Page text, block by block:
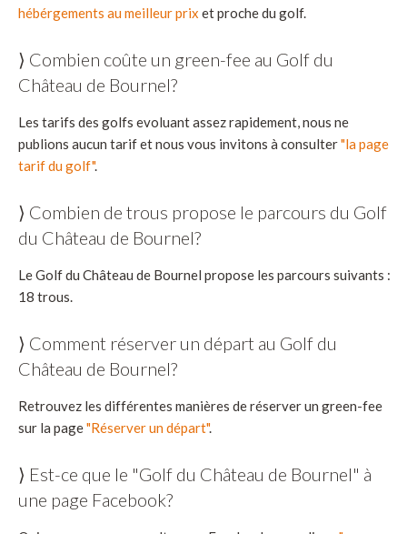
hébérgements au meilleur prix et proche du golf.
⟩ Combien coûte un green-fee au Golf du
Château de Bournel?
Les tarifs des golfs evoluant assez rapidement, nous ne
publions aucun tarif et nous vous invitons à consulter"la page
tarif du golf".
⟩ Combien de trous propose le parcours du Golf
du Château de Bournel?
Le Golf du Château de Bournel propose les parcours suivants :
18 trous.
⟩ Comment réserver un départ au Golf du
Château de Bournel?
Retrouvez les différentes manières de réserver un green-fee
sur la page"Réserver un départ".
⟩ Est-ce que le "Golf du Château de Bournel" à
une page Facebook?